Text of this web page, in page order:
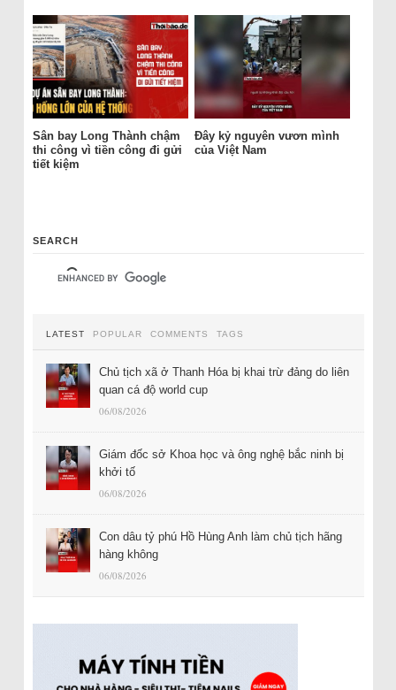
Sân bay Long Thành chậm
thi công vì tiền công đi gửi
tiết kiệm
Đây kỷ nguyên vươn mình
của Việt Nam
SEARCH
LATEST POPULAR COMMENTS TAGS
Chủ tịch xã ở Thanh Hóa bị khai trừ đảng do liên
quan cá độ world cup
06/08/2026
Giám đốc sở Khoa học và ông nghệ bắc ninh bị
khởi tố
06/08/2026
Con dâu tỷ phú Hồ Hùng Anh làm chủ tịch hãng
hàng không
06/08/2026